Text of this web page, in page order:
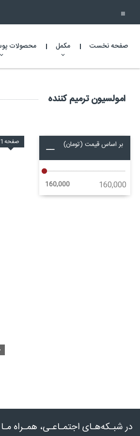
صفحه نخست مکمل محصولات
امولسیون ترمیم کننده
بر اساس قیمت (تومان)
160,000
160,000
صفحه 1
در شبـکه‌هـای اجتمـاعـی، همـراه